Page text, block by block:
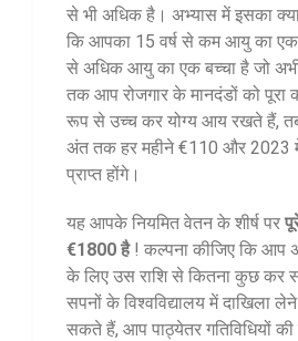
से भी अधिक है। अभ्यास में इसका
कि आपका 15 वर्ष से कम आयु का एक
से अधिक आयु का एक बच्चा है जो
तक आप रोजगार के मानदंडों को पूरा
रूप से उच्च कर योग्य आय रखते हैं,
अंत तक हर महीने €110 और 2023
प्राप्त होंगे।
यह आपके नियमित वेतन के शीर्ष पर
€1800 है! कल्पना कीजिए कि आप
के लिए उस राशि से कितना कुछ
सपनों के विश्वविद्यालय में दाखिला
सकते हैं, आप पाठ्येतर गतिविधियों